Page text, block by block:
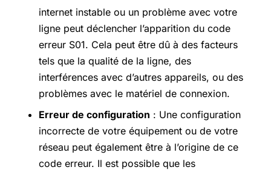
internet instable ou un problème avec votre
ligne peut déclencher l’apparition du code
erreur S01. Cela peut être dû à des facteurs
tels que la qualité de la ligne, des
interférences avec d’autres appareils, ou des
problèmes avec le matériel de connexion.
Erreur de configuration : Une configuration
incorrecte de votre équipement ou de votre
réseau peut également être à l’origine de ce
code erreur. Il est possible que les